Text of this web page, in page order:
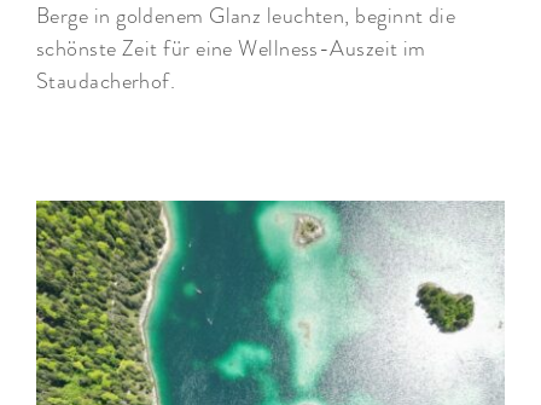
Berge in goldenem Glanz leuchten, beginnt die
schönste Zeit für eine Wellness-Auszeit im
Staudacherhof.